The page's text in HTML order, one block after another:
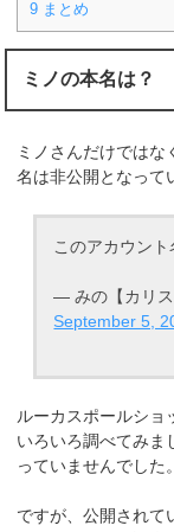
9 まとめ
ミノの本名は？
ミノさんだけでは
名は非公開となって
このアカウント
— みの【カリ
September 5,
ルーカスポールショ
いろいろ調べてみま
っていませんでした。
ですが、公開されて